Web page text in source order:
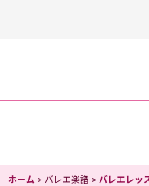
ホーム > バレエ楽譜 > バレエレッ